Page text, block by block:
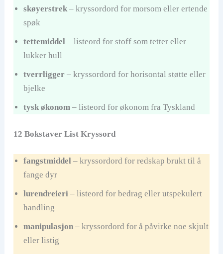
skøyerstrek– kryssordord for morsom eller ertende
spøk
tettemiddel– listeord for stoff som tetter eller
lukker hull
tverrligger– kryssordord for horisontal støtte eller
bjelke
tysk økonom– listeord for økonom fra Tyskland
12 Bokstaver List Kryssord
fangstmiddel– kryssordord for redskap brukt til å
fange dyr
lurendreieri– listeord for bedrag eller utspekulert
handling
manipulasjon– kryssordord for å påvirke noe skjult
eller listig